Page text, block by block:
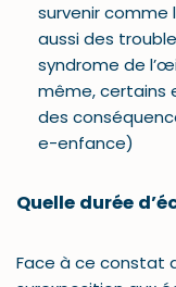
survenir comme
aussi des
syndrome de
même, certains
des
e-enfance)
Quelle durée
Face à ce constat